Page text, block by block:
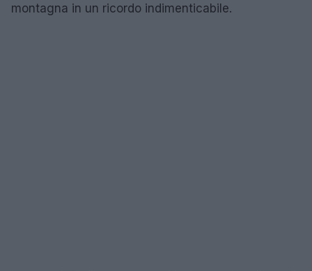
montagna in un ricordo indimenticabile.